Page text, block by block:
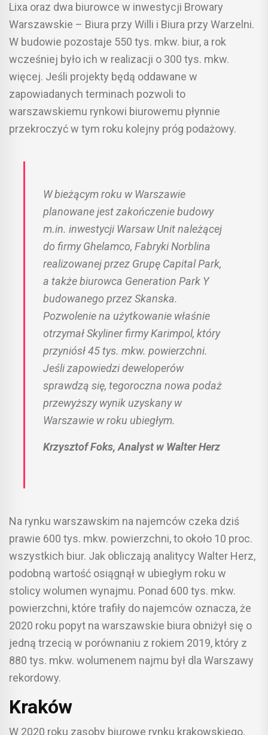
Lixa oraz dwa biurowce w inwestycji Browary
Warszawskie – Biura przy Willi i Biura przy Warzelni.
W budowie pozostaje 550 tys. mkw. biur, a rok
wcześniej było ich w realizacji o 300 tys. mkw.
więcej. Jeśli projekty będą oddawane w
zapowiadanych terminach pozwoli to
warszawskiemu rynkowi biurowemu płynnie
przekroczyć w tym roku kolejny próg podażowy.
W bieżącym roku w Warszawie
planowane jest zakończenie budowy
m.in. inwestycji Warsaw Unit należącej
do firmy Ghelamco, Fabryki Norblina
realizowanej przez Grupę Capital Park,
a także biurowca Generation Park Y
budowanego przez Skanska.
Pozwolenie na użytkowanie właśnie
otrzymał Skyliner firmy Karimpol, który
przyniósł 45 tys. mkw. powierzchni.
Jeśli zapowiedzi deweloperów
sprawdzą się, tegoroczna nowa podaż
przewyższy wynik uzyskany w
Warszawie w roku ubiegłym.
Krzysztof Foks, Analyst w Walter Herz
Na rynku warszawskim na najemców czeka dziś
prawie 600 tys. mkw. powierzchni, to około 10 proc.
wszystkich biur. Jak obliczają analitycy Walter Herz,
podobną wartość osiągnął w ubiegłym roku w
stolicy wolumen wynajmu. Ponad 600 tys. mkw.
powierzchni, które trafiły do najemców oznacza, że
2020 roku popyt na warszawskie biura obniżył się o
jedną trzecią w porównaniu z rokiem 2019, który z
880 tys. mkw. wolumenem najmu był dla Warszawy
rekordowy.
Kraków
W 2020 roku zasoby biurowe rynku krakowskiego,